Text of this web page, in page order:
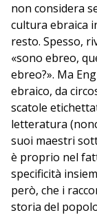
non considera
cultura ebraica
resto. Spesso,
«sono ebreo,
ebreo?». Ma
ebraico, da
scatole
letteratura
suoi maestri
è proprio nel
specificità
però, che i
storia del